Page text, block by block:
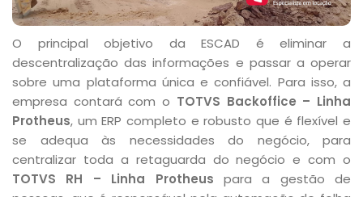
O principal objetivo da ESCAD é eliminar a
descentralização das informações e passar a operar
sobre uma plataforma única e confiável. Para isso, a
empresa contará com o TOTVS Backoffice – Linha
Protheus, um ERP completo e robusto que é flexível e
se adequa às necessidades do negócio, para
centralizar toda a retaguarda do negócio e com o
TOTVS RH – Linha Protheus para a gestão de